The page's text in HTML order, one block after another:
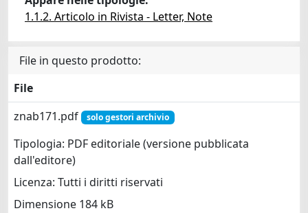
1.1.2. Articolo in Rivista - Letter, Note
File in questo prodotto:
File
znab171.pdf
solo gestori archivio
Tipologia: PDF editoriale (versione pubblicata
dall'editore)
Licenza: Tutti i diritti riservati
Dimensione 184 kB